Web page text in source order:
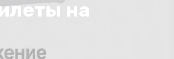
на